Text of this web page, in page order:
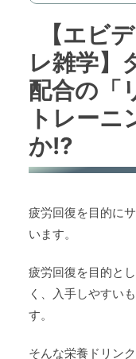
【エビ
レ雑学】
配合の「
トレーニ
か⁉
疲労回復を目的に
います。
疲労回復を目的と
く、入手しやすい
す。
そんな栄養ドリン